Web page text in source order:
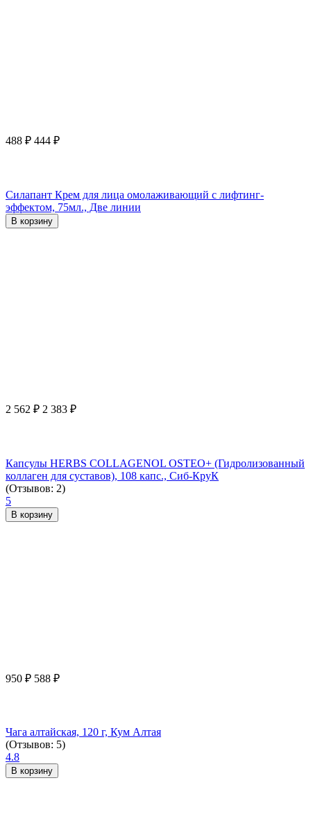
488 ₽ 444 ₽
Силапант Крем для лица омолаживающий с лифтинг-
эффектом, 75мл., Две линии
В корзину
2 562 ₽ 2 383 ₽
Капсулы HERBS COLLAGENOL OSTEO+ (Гидролизованный
коллаген для суставов), 108 капс., Сиб-КруК
(Отзывов: 2)
5
В корзину
950 ₽ 588 ₽
Чага алтайская, 120 г, Кум Алтая
(Отзывов: 5)
4.8
В корзину